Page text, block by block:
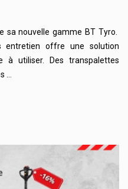
sa nouvelle gamme BT Tyro.
entretien offre une solution
à utiliser. Des transpalettes
…